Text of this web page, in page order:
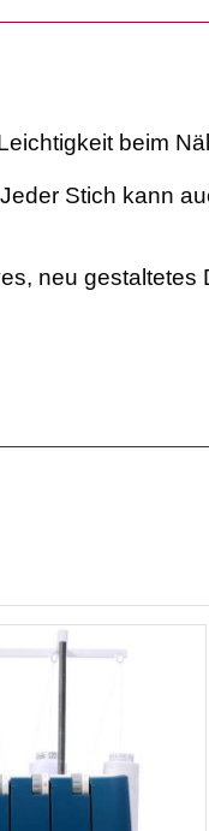
beim
Stich kann
neu